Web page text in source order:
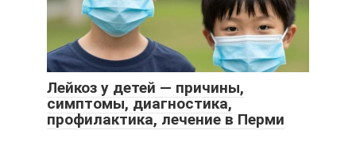
Лейкоз у детей — причины,
симптомы, диагностика,
профилактика, лечение в Перми